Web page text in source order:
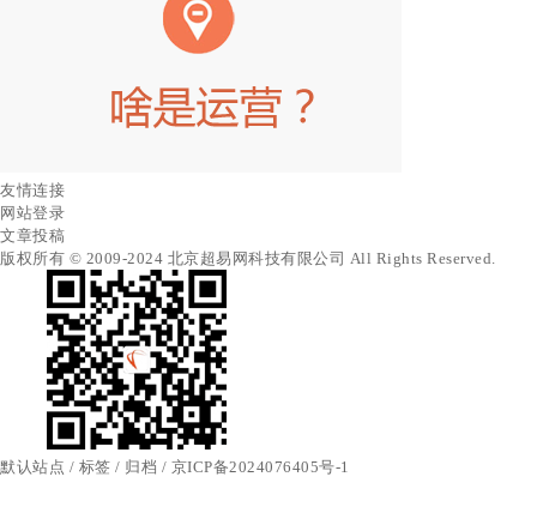
友情连接
网站登录
文章投稿
版权所有 © 2009-2024 北京超易网科技有限公司 All Rights Reserved.
默认站点 / 标签 / 归档 / 京ICP备2024076405号-1